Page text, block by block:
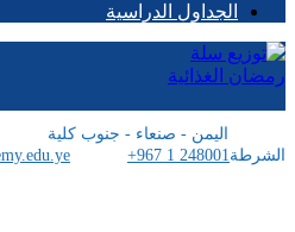
الجداول الدراسية
اليمن - صنعاء - جنوب كلية
الشرطة+967 1 248001